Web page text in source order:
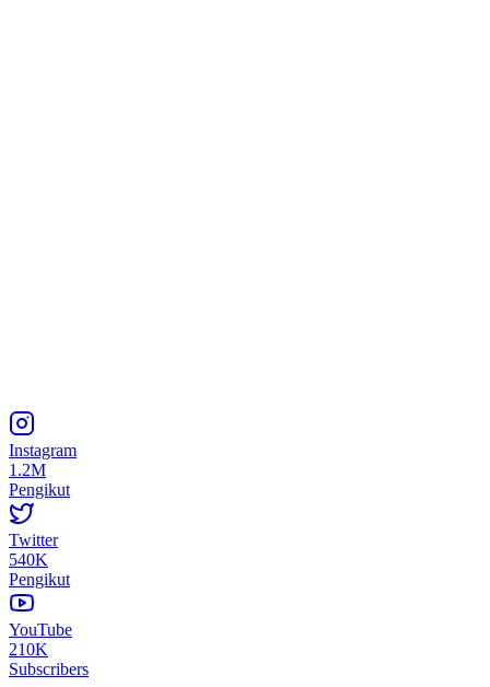
Instagram
1.2M
Pengikut
Twitter
540K
Pengikut
YouTube
210K
Subscribers